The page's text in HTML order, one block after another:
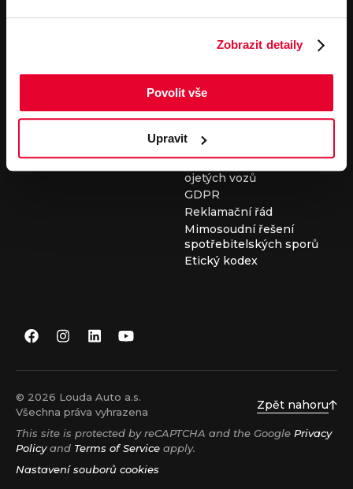
Zobrazit detaily
Povolit vše
Upravit
Servis
Cookies
Všeobecné obchodní
podmínky pro online
vozidel
Všeobecné obchodní
podmínky pro provádění
servisních prací
Všeobecné obchodní
podmínky při nákupu
ojetých vozů
GDPR
Reklamační řád
Mimosoudní řešení
spotřebitelských sporů
Etický kodex
© 2026 Louda Auto a.s.
Všechna práva vyhrazena
Zpět nahoru
This site is protected by reCAPTCHA and the Google Privacy
Policyand Terms of Service apply.
Nastavení souborů cookies